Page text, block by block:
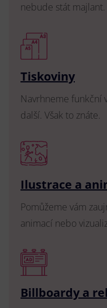
nebude stát majlant.
Tiskoviny
Navrhneme funkční
další. Však to znáte.
Ilustrace a
Pomůžeme vám
animací nebo
Billboardy a